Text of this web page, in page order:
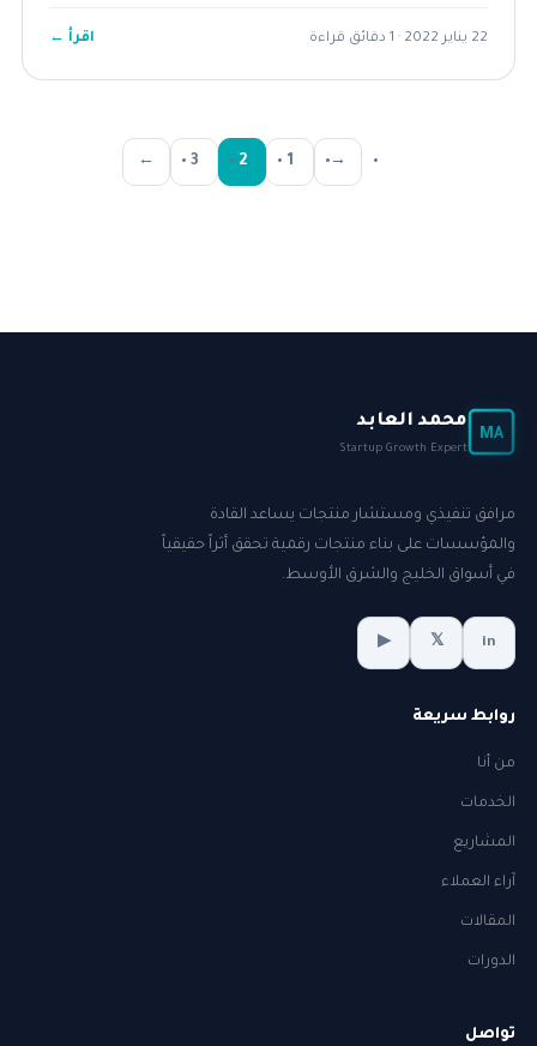
22 يناير 2022 · 1 دقائق قراءة اقرأ ←
→
1
2
3
←
MA
محمد العابد
Startup Growth Expert
مرافق تنفيذي ومستشار منتجات يساعد القادة
والمؤسسات على بناء منتجات رقمية تحقق أثراً حقيقياً
في أسواق الخليج والشرق الأوسط.
in
𝕏
▶
روابط سريعة
من أنا
الخدمات
المشاريع
آراء العملاء
المقالات
الدورات
تواصل